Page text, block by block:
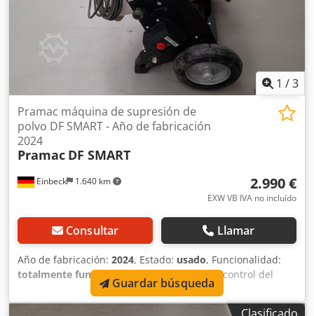
1 /3
Einbeck 1.640 km
Pramac máquina de supresión de
polvo DF SMART - Año de fabricación
2024
Pramac DF SMART
2.990 €
EXW VB IVA no incluído
Consultar Llamar
Año de fabricación: 2024, Estado: usado, Funcionalidad:
totalmente funcional, Pramac Máquina de control del
polvo DF SMART — Año de fabricación 2024 Usada,
procedente de la flota de alquiler profesional de Kurt
Guardar búsqueda